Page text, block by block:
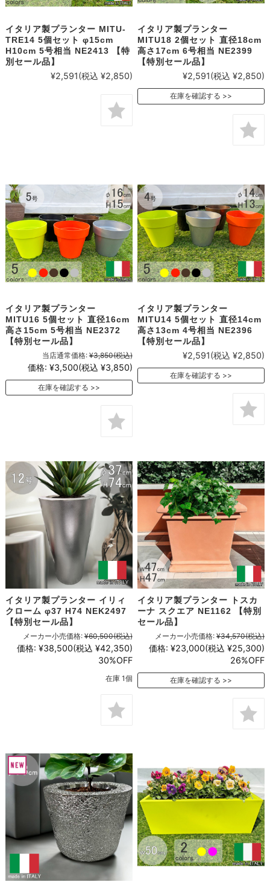
イタリア製プランター MITU-
TRE14 5個セット φ15cm
H10cm 5号相当 NE2413 【特
別セール品】
¥2,591(税込 ¥2,850)
イタリア製プランター
MITU18 2個セット 直径18cm
高さ17cm 6号相当 NE2399
【特別セール品】
¥2,591(税込 ¥2,850)
在庫を確認する
イタリア製プランター
MITU16 5個セット 直径16cm
高さ15cm 5号相当 NE2372
【特別セール品】
当店通常価格: ¥3,850(税込)
価格: ¥3,500(税込 ¥3,850)
在庫を確認する
イタリア製プランター
MITU14 5個セット 直径14cm
高さ13cm 4号相当 NE2396
【特別セール品】
¥2,591(税込 ¥2,850)
在庫を確認する
イタリア製プランター イリィ
クローム φ37 H74 NEK2497
【特別セール品】
メーカー小売価格: ¥60,500(税込)
価格: ¥38,500(税込 ¥42,350)
30%OFF
在庫 1個
イタリア製プランター トスカ
ーナ スクエア NE1162 【特別
セール品】
メーカー小売価格: ¥34,570(税込)
価格: ¥23,000(税込 ¥25,300)
26%OFF
在庫を確認する